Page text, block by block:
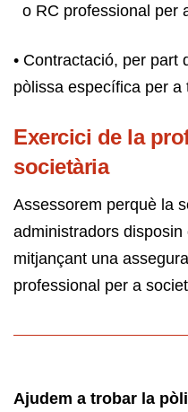
o RC professional per
• Contractació, per part
pòlissa específica per a
Exercici de la
societària
Assessorem perquè la
administradors disposin
mitjançant una
professional per a
Ajudem a trobar la